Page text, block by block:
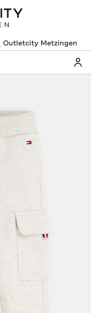
Outletcity Metzingen